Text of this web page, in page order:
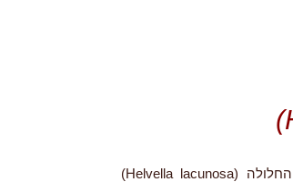
בספר הפטריות הסובייטי שהיה בביתנו תמונתה של המרדעית החלולה (Helvella lacunosa)